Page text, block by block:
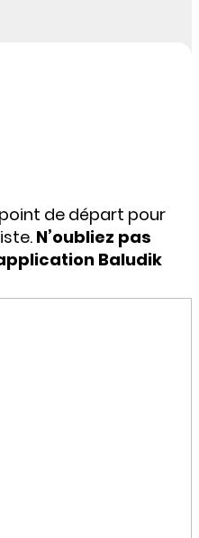
de départ pour
N’oubliez pas
Baludik